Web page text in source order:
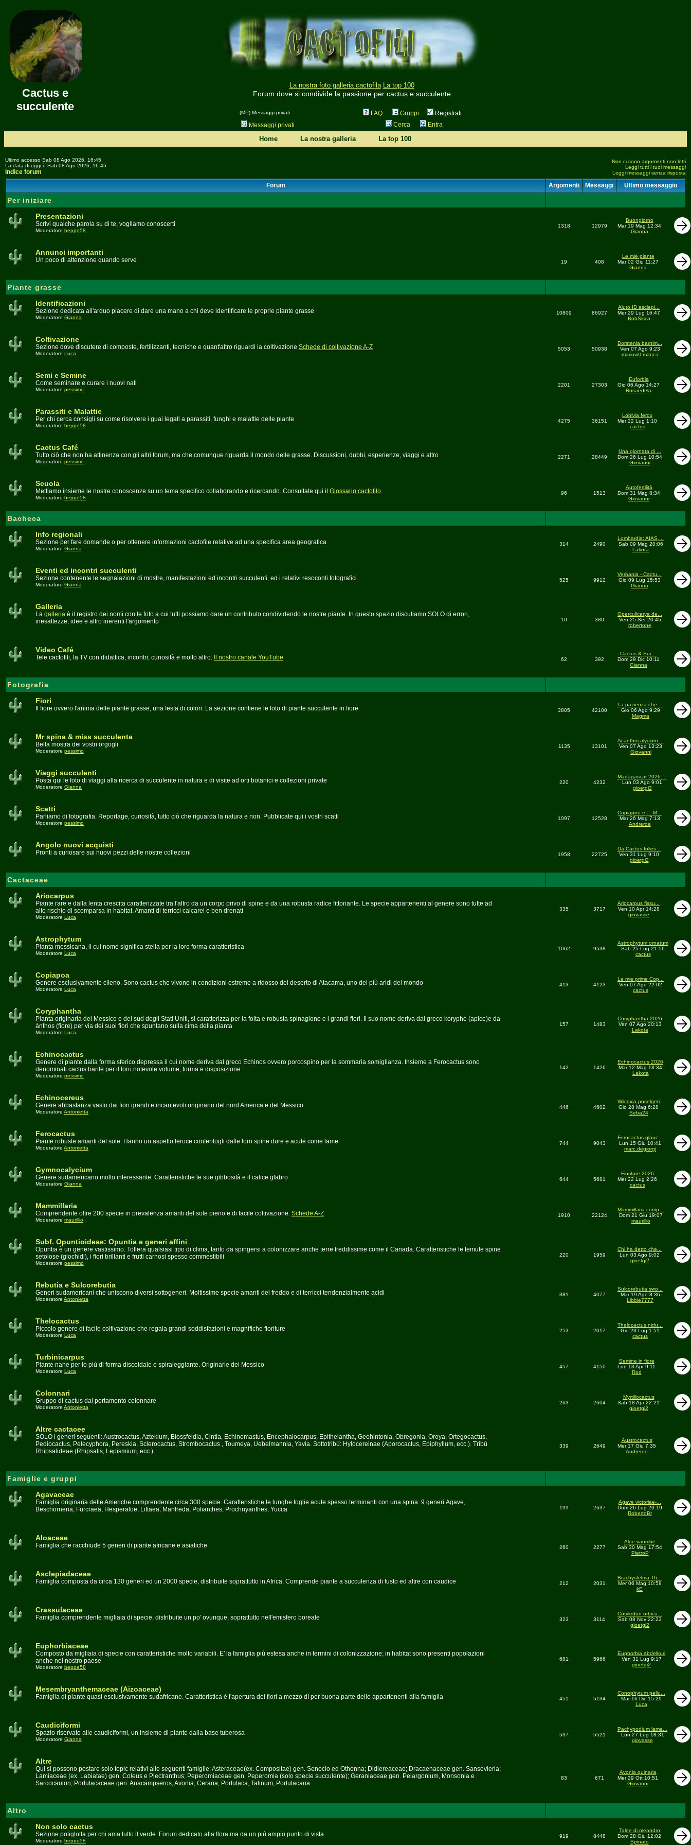
Cactus e
succulente
La nostra foto galleria cactofila La top 100
Forum dove si condivide la passione per cactus e succulente
(MP) Messaggi privati FAQ Gruppi
Registrati
Messaggi privati
Cerca Entra
Home La nostra galleria La top 100
Ultimo accesso Sab 08 Ago 2026, 16:45
La data di oggi è Sab 08 Ago 2026, 16:45
Indice forum
Non ci sono argomenti non letti
Leggi tutti i tuoi messaggi
Leggi messaggi senza risposta
Forum Argomenti Messaggi Ultimo messaggio
Per iniziare
Presentazioni
Scrivi qualche parola su di te, vogliamo conoscerti
Moderatore beppe58
1318 12979
Buongiorno
Mar 19 Mag 12:34
Gianna
Annunci importanti
Un poco di attenzione quando serve 19 408
Le mie piante
Mar 02 Giu 11:27
Gianna
Piante grasse
Identificazioni
Sezione dedicata all'arduo piacere di dare una mano a chi deve identificare le proprie piante grasse
Moderatore Gianna
10809 86927
Aiuto ID asclepi...
Mer 29 Lug 16:47
BobSisca
Coltivazione
Sezione dove discutere di composte, fertilizzanti, tecniche e quant'altro riguardi la coltivazione Schede di coltivazione A-Z
Moderatore Luca
5053 50938
Dorstenia barnim...
Ven 07 Ago 9:23
mariovitt.manca
Semi e Semine
Come seminare e curare i nuovi nati
Moderatore pessimo
2201 27303
Euforbia
Gio 06 Ago 14:27
Rosaedela
Parassiti e Malattie
Per chi cerca consigli su come risolvere i guai legati a parassiti, funghi e malattie delle piante
Moderatore beppe58
4275 36151
Lobivia ferox
Mer 22 Lug 1:10
cactus
Cactus Café
Tutto ciò che non ha attinenza con gli altri forum, ma che comunque riguarda il mondo delle grasse. Discussioni, dubbi, esperienze, viaggi e altro
Moderatore pessimo
2271 28449
Una giornata di ...
Dom 26 Lug 10:54
Giovanni
Scuola
Mettiamo insieme le nostre conoscenze su un tema specifico collaborando e ricercando. Consultate qui il Glossario cactofilo
Moderatore beppe58
96 1513
Autofertilità
Dom 31 Mag 8:34
Giovanni
Bacheca
Info regionali
Sezione per fare domande o per ottenere informazioni cactofile relative ad una specifica area geografica
Moderatore Gianna
314 2490
Lombardia: AIAS,...
Sab 09 Mag 20:06
Lakota
Eventi ed incontri succulenti
Sezione contenente le segnalazioni di mostre, manifestazioni ed incontri succulenti, ed i relativi resoconti fotografici
Moderatore Gianna
525 9912
Verbania - Cactu...
Gio 09 Lug 15:53
Gianna
Galleria
La galleriaè il registro dei nomi con le foto a cui tutti possiamo dare un contributo condividendo le nostre piante. In questo spazio discutiamo SOLO di errori,
inesattezze, idee e altro inerenti l'argomento
10 380
Operculicarya de...
Ven 25 Set 20:45
robertone
Video Café
Tele cactofili, la TV con didattica, incontri, curiosità e molto altro. Il nostro canale YouTube 62 392
Cactus & Suc...
Dom 29 Dic 10:11
Gianna
Fotografia
Fiori
Il fiore ovvero l'anima delle piante grasse, una festa di colori. La sezione contiene le foto di piante succulente in fiore 3805 42100
La pazienza che ...
Gio 06 Ago 9:29
Magma
Mr spina & miss succulenta
Bella mostra dei vostri orgogli
Moderatore pessimo
1135 13101
Acanthocalycium ...
Ven 07 Ago 13:23
Giovanni
Viaggi succulenti
Posta qui le foto di viaggi alla ricerca di succulente in natura e di visite ad orti botanici e collezioni private
Moderatore Gianna
220 4232
Madagascar 2026:...
Lun 03 Ago 9:01
gioetgi2
Scatti
Parliamo di fotografia. Reportage, curiosità, tutto ciò che riguarda la natura e non. Pubblicate qui i vostri scatti
Moderatore pessimo
1097 12528
Copiapoe e ... M...
Mar 26 Mag 7:13
Andreroe
Angolo nuovi acquisti
Pronti a curiosare sui nuovi pezzi delle nostre collezioni 1958 22725
Da Cactus folies...
Ven 31 Lug 9:10
gioetgi2
Cactaceae
Ariocarpus
Piante rare e dalla lenta crescita caratterizzate tra l'altro da un corpo privo di spine e da una robusta radice fittonante. Le specie appartenenti al genere sono tutte ad
alto rischio di scomparsa in habitat. Amanti di terricci calcarei e ben drenati
Moderatore Luca
335 3717
Ariocarpus fissu...
Ven 10 Apr 14:28
giovasse
Astrophytum
Pianta messicana, il cui nome significa stella per la loro forma caratteristica
Moderatore Luca
1062 9538
Astrophytum ornatum
Sab 25 Lug 21:56
cactus
Copiapoa
Genere esclusivamente cileno. Sono cactus che vivono in condizioni estreme a ridosso del deserto di Atacama, uno dei più aridi del mondo
Moderatore Luca
413 4123
Le mie prime Cop...
Ven 07 Ago 22:02
cactus
Coryphantha
Pianta originaria del Messico e del sud degli Stati Uniti, si caratterizza per la folta e robusta spinagione e i grandi fiori. Il suo nome deriva dal greco koryphé (apice)e da
ànthos (fiore) per via dei suoi fiori che spuntano sulla cima della pianta
Moderatore Luca
157 1483
Coryphantha 2026
Ven 07 Ago 20:13
Lakota
Echinocactus
Genere di piante dalla forma sferico depressa il cui nome deriva dal greco Echinos ovvero porcospino per la sommaria somiglianza. Insieme a Ferocactus sono
denominati cactus barile per il loro notevole volume, forma e disposizione
Moderatore pessimo
142 1426
Echinocactus 2026
Mar 12 Mag 18:34
Lakota
Echinocereus
Genere abbastanza vasto dai fiori grandi e incantevoli originario del nord America e del Messico
Moderatore Antonietta
446 4602
Wilcoxia poselgeri
Gio 28 Mag 6:28
Seba24
Ferocactus
Piante robuste amanti del sole. Hanno un aspetto feroce conferitogli dalle loro spine dure e acute come lame
Moderatore Antonietta
744 9043
Ferocactus glauc...
Lun 15 Giu 10:41
marc.degiorgi
Gymnocalycium
Genere sudamericano molto interessante. Caratteristiche le sue gibbosità e il calice glabro
Moderatore Gianna
644 5681
Fioriture 2026
Mer 22 Lug 2:26
cactus
Mammillaria
Comprendente oltre 200 specie in prevalenza amanti del sole pieno e di facile coltivazione. Schede A-Z
Moderatore maurillio
1910 22124
Mammillaria comp...
Dom 21 Giu 19:07
maurillio
Subf. Opuntioideae: Opuntia e generi affini
Opuntia è un genere vastissimo. Tollera qualsiasi tipo di clima, tanto da spingersi a colonizzare anche terre freddissime come il Canada. Caratteristiche le temute spine
setolose (glochidi), i fiori brillanti e frutti carnosi spesso commestibili
Moderatore pessimo
220 1959
Chi ha detto che...
Lun 03 Ago 9:02
gioetgi2
Rebutia e Sulcorebutia
Generi sudamericani che uniscono diversi sottogeneri. Moltissime specie amanti del freddo e di terricci tendenzialmente acidi
Moderatore Antonietta
381 4077
Sulcorebutia swo...
Mar 19 Ago 8:36
Libbie7777
Thelocactus
Piccolo genere di facile coltivazione che regala grandi soddisfazioni e magnifiche fioriture
Moderatore Luca
253 2017
Thelocactus nidu...
Gio 23 Lug 1:51
cactus
Turbinicarpus
Piante nane per lo più di forma discoidale e spiraleggiante. Originarie del Messico
Moderatore Luca
457 4150
Semine in fiore
Lun 13 Apr 9:11
Rod
Colonnari
Gruppo di cactus dal portamento colonnare
Moderatore Antonietta
263 2604
Myrtillocactus
Sab 18 Apr 22:21
gioetgi2
Altre cactacee
SOLO i generi seguenti: Austrocactus, Aztekium, Blossfeldia, Cintia, Echinomastus, Encephalocarpus, Epithelantha, Geohintonia, Obregonia, Oroya, Ortegocactus,
Pediocactus, Pelecyphora, Pereskia, Sclerocactus, Strombocactus , Toumeya, Uebelmannia, Yavia. Sottotribù: Hylocereinae (Aporocactus, Epiphyllum, ecc.). Tribù
Rhipsalideae (Rhipsalis, Lepismium, ecc.)
339 2649
Austrocactus
Mer 17 Giu 7:35
Andreroe
Famiglie e gruppi
Agavaceae
Famiglia originaria delle Americhe comprendente circa 300 specie. Caratteristiche le lunghe foglie acute spesso terminanti con una spina. 9 generi:Agave,
Beschorneria, Furcraea, Hesperaloë, Littaea, Manfreda, Polianthes, Prochnyanthes, Yucca
199 2637
Agave victoriae-...
Dom 26 Lug 20:19
RobertoBr
Aloaceae
Famiglia che racchiude 5 generi di piante africane e asiatiche 260 2277
Aloe vaombe
Sab 30 Mag 17:54
PietroP
Asclepiadaceae
Famiglia composta da circa 130 generi ed un 2000 specie, distribuite soprattutto in Africa. Comprende piante a succulenza di fusto ed altre con caudice 212 2031
Brachystelma Th...
Mer 06 Mag 10:58
kE
Crassulaceae
Famiglia comprendente migliaia di specie, distribuite un po' ovunque, soprattutto nell'emisfero boreale 323 3114
Cotyledon orbicu...
Sab 08 Nov 22:23
gioetgi2
Euphorbiaceae
Composto da migliaia di specie con caratteristiche molto variabili. E' la famiglia più estesa anche in termini di colonizzazione; in habitat sono presenti popolazioni
anche nel nostro paese
Moderatore beppe58
681 5966
Euphorbia abdelkuri
Ven 31 Lug 9:17
gioetgi2
Mesembryanthemaceae (Aizoaceae)
Famiglia di piante quasi esclusivamente sudafricane. Caratteristica è l'apertura dei fiori a mezzo dì per buona parte delle appartenenti alla famiglia 451 5134
Conophytum pellu...
Mar 16 Dic 15:29
Luca
Caudiciformi
Spazio riservato alle caudiciformi, un insieme di piante dalla base tuberosa
Moderatore Gianna
537 5521
Pachypodium lame...
Lun 27 Lug 18:31
giovasse
Altre
Qui si possono postare solo topic relativi alle seguenti famiglie: Asteraceae(ex. Compositae) gen. Senecio ed Othonna; Didiereaceae; Dracaenaceae gen. Sansevieria;
Lamiaceae (ex. Labiatae) gen. Coleus e Plectranthus; Peperomiaceae gen. Peperomia (solo specie succulente); Geraniaceae gen. Pelargonium, Monsonia e
Sarcocaulon; Portulacaceae gen. Anacampseros, Avonia, Ceraria, Portulaca, Talinum, Portulacaria
83 671
Avonia quinaria
Mer 29 Ott 10:51
Giovanni
Altro
Non solo cactus
Sezione poliglotta per chi ama tutto il verde. Forum dedicato alla flora ma da un più ampio punto di vista
Moderatore beppe58
919 8448
Talee di oleandro
Dom 28 Giu 12:02
Spinato